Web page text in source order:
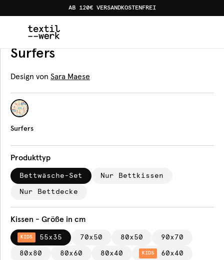
AB 120€ VERSANDKOSTENFREI
Produkte Bettwäsche Surfers
Bettwäsche
Surfers
Design von Sara Maese
Surfers
Produkttyp
Bettwäsche-Set Nur Bettkissen
Nur Bettdecke
Kissen - Größe in cm
KIDS 55x35 70x50 80x50 90x70
80x80 80x60 80x40 KIDS 60x40